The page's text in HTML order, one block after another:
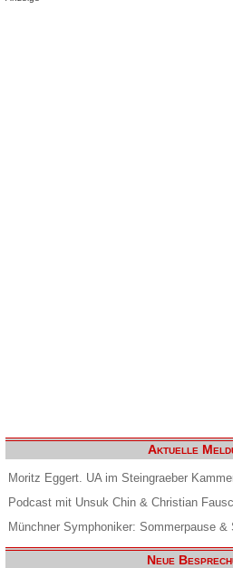
Aktuelle
Moritz Eggert. UA im Steingraeber
Podcast mit Unsuk Chin & Christian
Münchner Symphoniker: Sommerpause &
Neue